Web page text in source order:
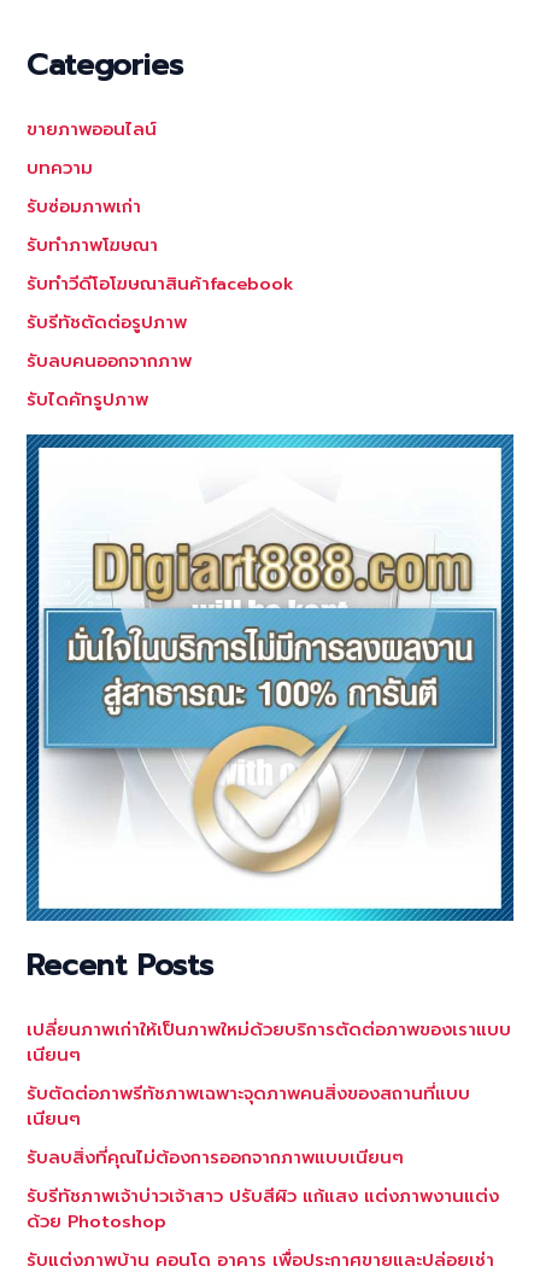
Categories
ขายภาพออนไลน์
บทความ
รับซ่อมภาพเก่า
รับทำภาพโฆษณา
รับทำวีดีโอโฆษณาสินค้าfacebook
รับรีทัชตัดต่อรูปภาพ
รับลบคนออกจากภาพ
รับไดคัทรูปภาพ
Recent Posts
เปลี่ยนภาพเก่าให้เป็นภาพใหม่ด้วยบริการตัดต่อภาพของเราแบบ
เนียนๆ
รับตัดต่อภาพรีทัชภาพเฉพาะจุดภาพคนสิ่งของสถานที่แบบ
เนียนๆ
รับลบสิ่งที่คุณไม่ต้องการออกจากภาพแบบเนียนๆ
รับรีทัชภาพเจ้าบ่าวเจ้าสาว ปรับสีผิว แก้แสง แต่งภาพงานแต่ง
ด้วย Photoshop
รับแต่งภาพบ้าน คอนโด อาคาร เพื่อประกาศขายและปล่อยเช่า